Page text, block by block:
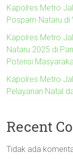
Kapolres Metro
Pospam Nataru di
Kapolres Metro
Nataru 2025 di
Potensi
Kapolres Metro
Pelayanan Natal
Recent
Tidak ada